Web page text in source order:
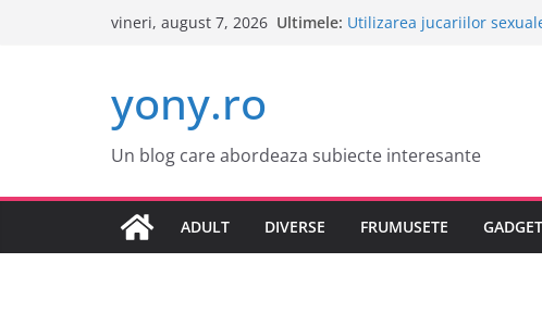
vineri, august 7, 2026 Ultimele: Utilizarea jucariilor
yony.ro
Un blog care abordeaza subiecte interesante
ADULT DIVERSE FRUMUSETE